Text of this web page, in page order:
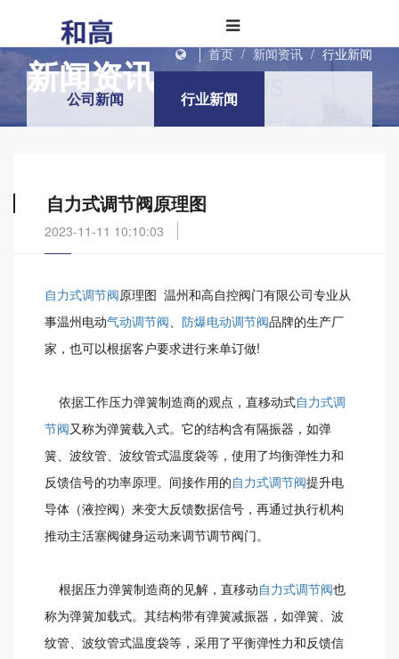
INFORMATIONS
新闻资讯 首页 / 新闻资讯 / 行业新闻
公司新闻 行业新闻
自力式调节阀原理图
2023-11-11 10:10:03
自力式调节阀原理图 温州和高自控阀门有限公司专业从
事温州电动气动调节阀、 防爆电动调节阀品牌的生产厂
家，也可以根据客户要求进行来单订做!
依据工作压力弹簧制造商的观点，直移动式自力式调
节阀又称为弹簧载入式。它的结构含有隔振器，如弹
簧、波纹管、波纹管式温度袋等，使用了均衡弹性力和
反馈信号的功率原理。间接作用的自力式调节阀提升电
导体（液控阀）来变大反馈数据信号，再通过执行机构
推动主活塞阀健身运动来调节调节阀门。
根据压力弹簧制造商的见解，直移动自力式调节阀也
称为弹簧加载式。其结构带有弹簧减振器，如弹簧、波
纹管、波纹管式温度袋等，采用了平衡弹性力和反馈信